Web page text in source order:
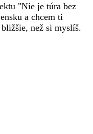
"Nie je túra bez
a chcem ti
než si myslíš.